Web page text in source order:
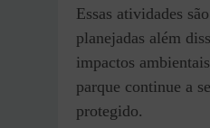
Essas atividades
planejadas além
impactos
parque continue a
protegido.